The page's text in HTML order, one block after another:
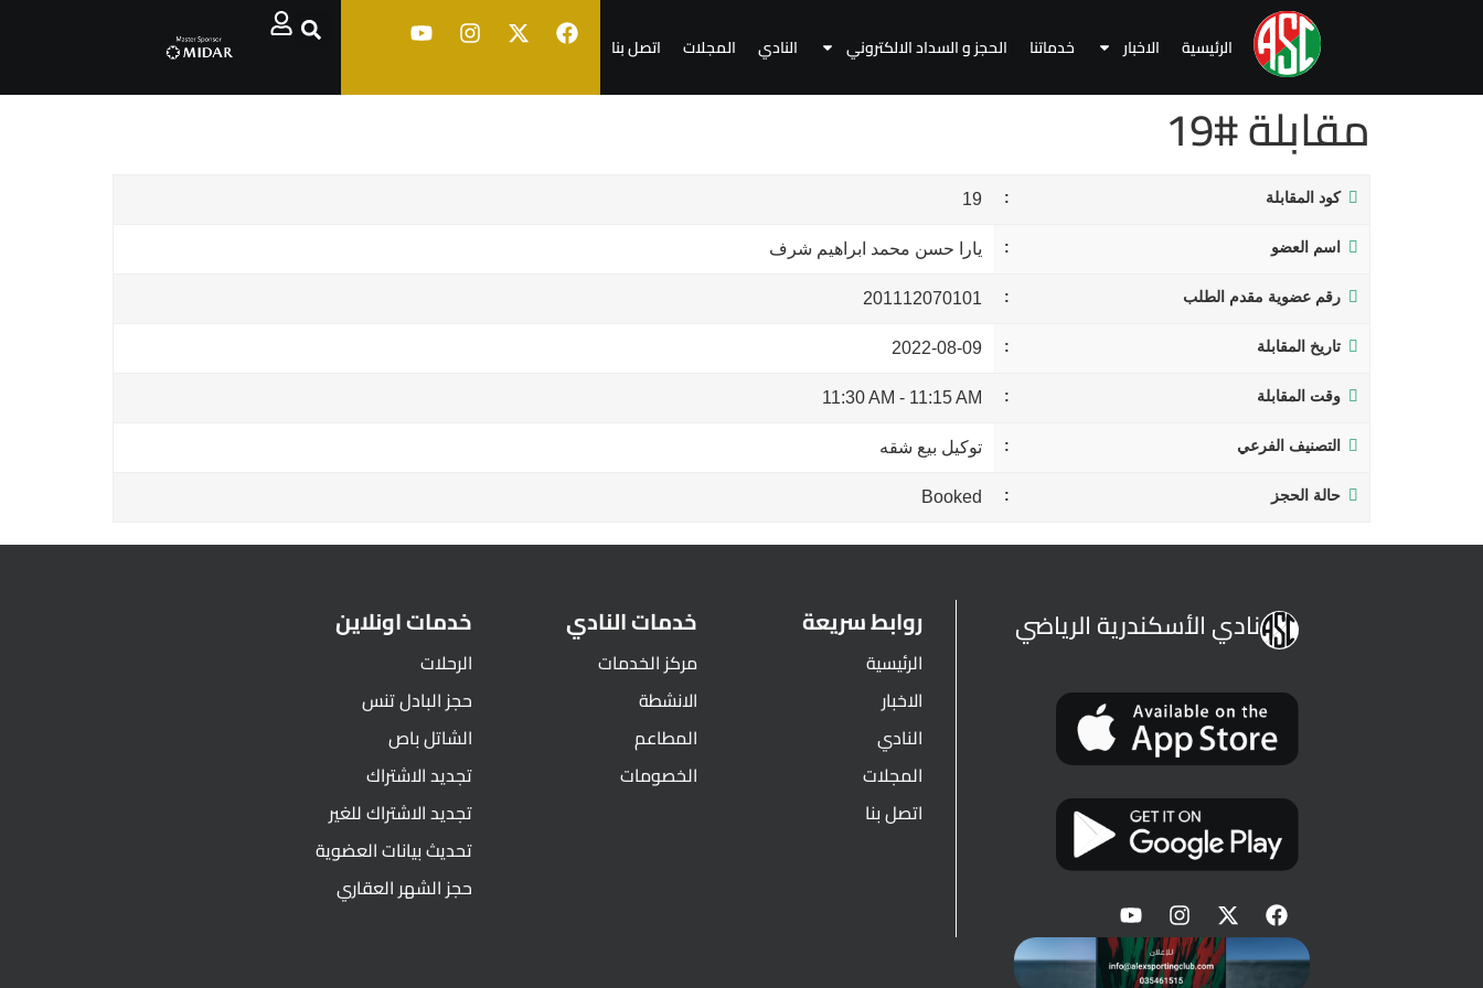
الرئيسية الاخبار خدماتنا الحجز و السداد الالكتروني النادي المجلات اتصل بنا
مقابلة #19
كود المقابلة 19
اسم العضو يارا حسن محمد ابراهيم شرف
رقم عضوية مقدم الطلب 201112070101
تاريخ المقابلة 2022-08-09
وقت المقابلة 11:15 AM
-
11:30 AM
التصنيف الفرعي توكيل بيع شقه
حالة الحجز Booked
نادي الأسكندرية الرياضي روابط سريعة
الرئيسية
الاخبار
النادي
المجلات
اتصل بنا
خدمات النادي
مركز الخدمات
الانشطة
المطاعم
الخصومات
خدمات اونلاين
الرحلات
حجز البادل تنس
الشاتل باص
تجديد الاشتراك
تجديد الاشتراك للغير
تحديث بيانات العضوية
حجز الشهر العقاري